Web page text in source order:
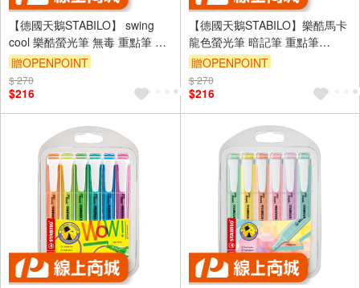
【德國天鵝STABILO】 swing
cool 樂酷螢光筆 無毒 重點筆 暗
記筆 (ST275)6色(ST275/6-3)
贈OPENPOINT
$ 270
$216
【德國天鵝STABILO】樂酷馬卡
龍色螢光筆 暗記筆 重點筆
(ST275/4-08)6色ST275/6-08
贈OPENPOINT
$ 270
$216